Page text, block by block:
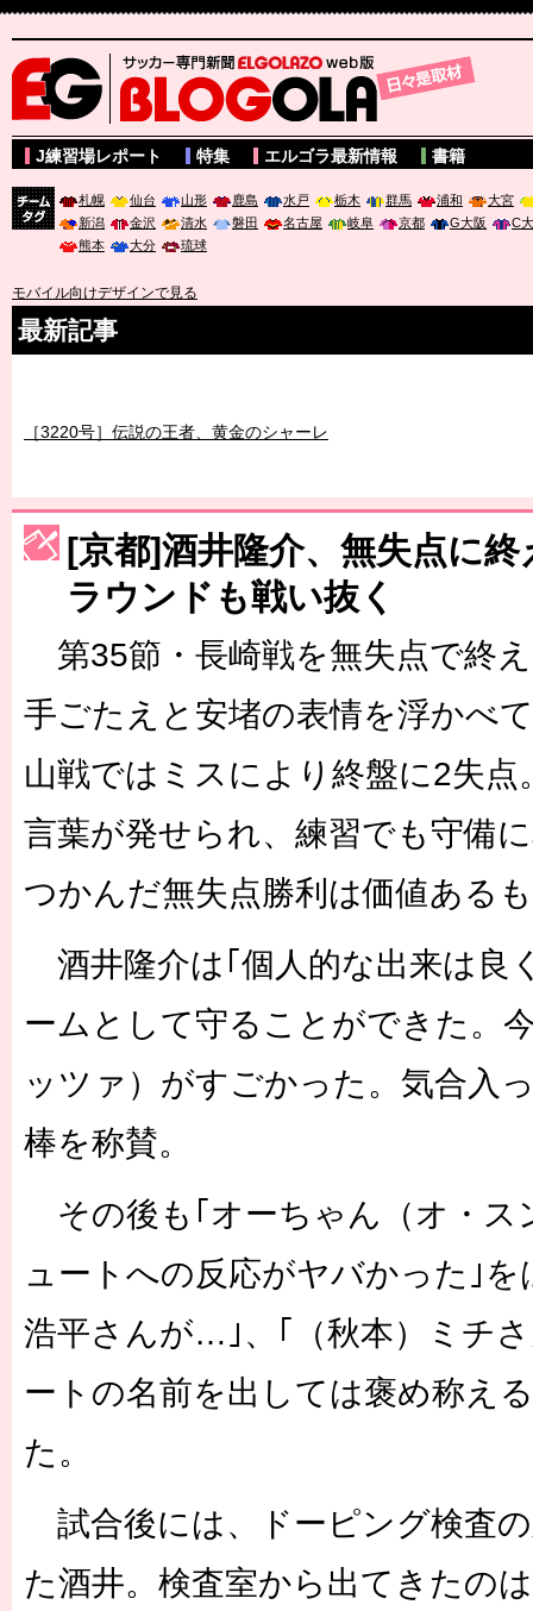
サッカー専門新聞ELGOLAZO web版 BLOGOLA
J練習場レポート 特集 エルゴラ最新情報 書籍
札幌 仙台 山形 鹿島 水戸 栃木 群馬 浦和
大宮
新潟
金沢 清水 磐田 名古屋 岐阜 京都 G大阪
C
熊本
大分 琉球
モバイル向けデザインで見る
最新記事
［3220号］伝説の王者、黄金のシャーレ
［3230号］世界一への夢は終わらない
［3223号］一丸。日本出陣
［3222号］史上最大のW杯開幕 注目は「個」
長谷川 アーリアジャスールさんがシンポジウム「気候変動から命
[京都]酒井隆介、無失点に
ラウンドも戦い抜く
第35節・長崎戦を無失点で終
手ごたえと安堵の表情を浮かべ
山戦ではミスにより終盤に2失点
言葉が発せられ、練習でも守備
つかんだ無失点勝利は価値ある
酒井隆介は｢個人的な出来は良
ームとして守ることができた。
ッツァ）がすごかった。気合入
棒を称賛。
その後も｢オーちゃん（オ・ス
ュートへの反応がヤバかった｣を
浩平さんが…｣、｢（秋本）ミチ
ートの名前を出しては褒め称え
た。
試合後には、ドーピング検査
た酒井。検査室から出てきたの